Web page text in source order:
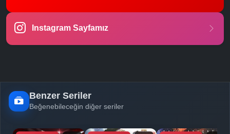
Instagram Sayfamız
Benzer Seriler
Beğenebileceğin diğer seriler